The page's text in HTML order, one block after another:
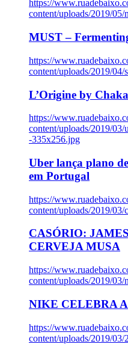
https://
content/uploads/2019/
MUST –
https://
content/uploads/2019/
L’Origine by
https://
content/uploads/2019/
-335x256.jpg
Uber lança plano
em Portugal
https://
content/uploads/2019/
CASÓRIO:
CERVEJA MUSA
https://
content/uploads/2019/
NIKE CELEBRA
https://
content/uploads/2019/